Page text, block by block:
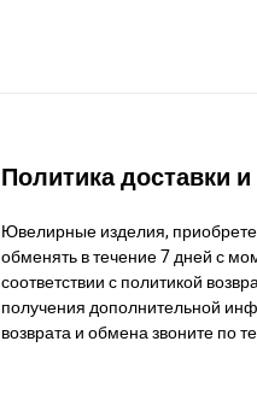
Политика доставки
Ювелирные изделия,
обменять в течение 7 дней с
соответствии с политикой
получения дополнительной
возврата и обмена звоните по